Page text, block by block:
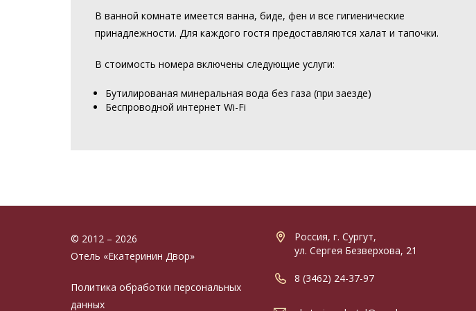
В ванной комнате имеется ванна, биде, фен и все гигиенические
принадлежности. Для каждого гостя предоставляются халат и тапочки.
В стоимость номера включены следующие услуги:
Бутилированая минеральная вода без газа (при заезде)
Беспроводной интернет Wi-Fi
© 2012 – 2026
Отель «Екатеринин Двор»
Политика обработки персональных
данных
Россия, г. Сургут,
ул. Сергея Безверхова, 21
8 (3462) 24-37-97